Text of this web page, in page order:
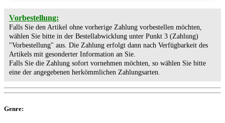
Vorbestellung:
Falls Sie den Artikel ohne vorherige Zahlung vorbestellen möchten,
wählen Sie bitte in der Bestellabwicklung unter Punkt 3 (Zahlung)
"Vorbestellung" aus. Die Zahlung erfolgt dann nach Verfügbarkeit des
Artikels mit gesonderter Information an Sie.
Falls Sie die Zahlung sofort vornehmen möchten, so wählen Sie bitte
eine der angegebenen herkömmlichen Zahlungsarten.
Genre: